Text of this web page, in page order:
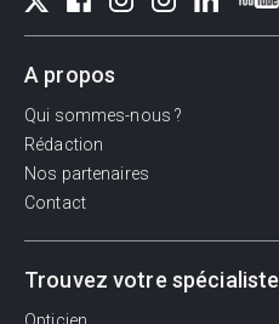
A propos
Qui sommes-nous ?
Rédaction
Nos partenaires
Contact
Trouvez votre spécialiste